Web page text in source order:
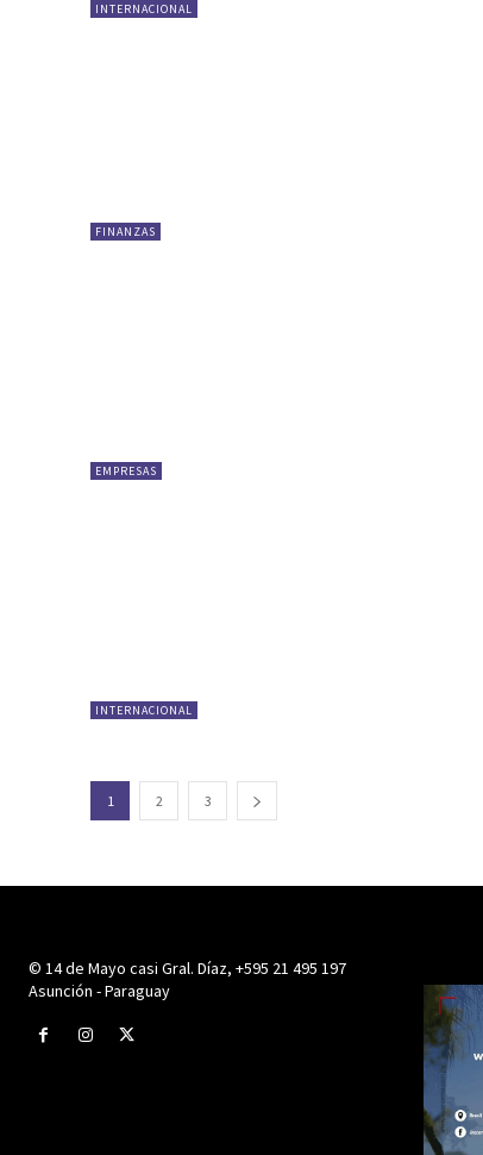
INTERNACIONAL
FINANZAS
EMPRESAS
INTERNACIONAL
1 2 3
© 14 de Mayo casi Gral. Díaz, +595 21 495 197
Asunción - Paraguay